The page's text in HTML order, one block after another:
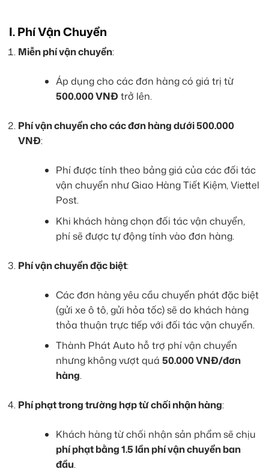
I. Phí Vận Chuyển
Miễn phí vận chuyển:
Áp dụng cho các đơn hàng có giá trị từ
500.000 VNĐ trở lên.
Phí vận chuyển cho các đơn hàng dưới 500.000
VNĐ:
Phí được tính theo bảng giá của các đối tác
vận chuyển như Giao Hàng Tiết Kiệm, Viettel
Post.
Khi khách hàng chọn đối tác vận chuyển,
phí sẽ được tự động tính vào đơn hàng.
Phí vận chuyển đặc biệt:
Các đơn hàng yêu cầu chuyển phát đặc biệt
(gửi xe ô tô, gửi hỏa tốc) sẽ do khách hàng
thỏa thuận trực tiếp với đối tác vận chuyển.
Thành Phát Auto hỗ trợ phí vận chuyển
nhưng không vượt quá 50.000 VNĐ/đơn
hàng.
Phí phạt trong trường hợp từ chối nhận hàng:
Khách hàng từ chối nhận sản phẩm sẽ chịu
phí phạt bằng 1.5 lần phí vận chuyển ban
đầu.